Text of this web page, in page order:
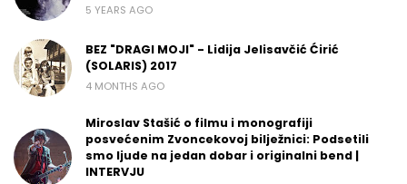
5 YEARS AGO
BEZ "DRAGI MOJI" - Lidija Jelisavčić Ćirić
(SOLARIS) 2017
4 MONTHS AGO
Miroslav Stašić o filmu i monografiji
posvećenim Zvoncekovoj bilježnici: Podsetili
smo ljude na jedan dobar i originalni bend |
INTERVJU